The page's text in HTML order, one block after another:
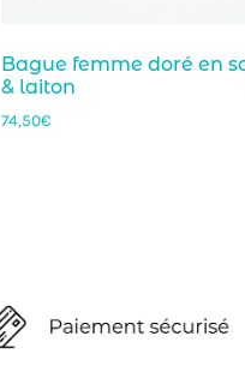
Bague femme doré en
& laiton
74,50€